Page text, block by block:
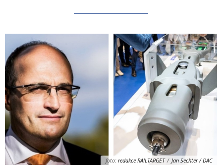
foto: redakce RAILTARGET / Jan Sechter / DAC